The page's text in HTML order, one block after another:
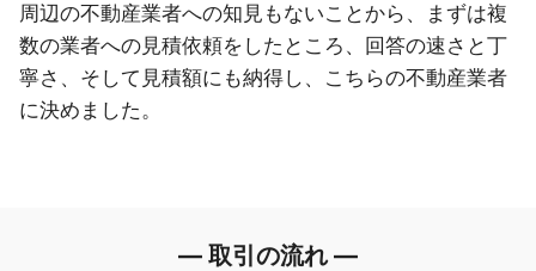
周辺の不動産業者への知見もないことから、まずは複
数の業者への見積依頼をしたところ、回答の速さと丁
寧さ、そして見積額にも納得し、こちらの不動産業者
に決めました。
― 取引の流れ ―